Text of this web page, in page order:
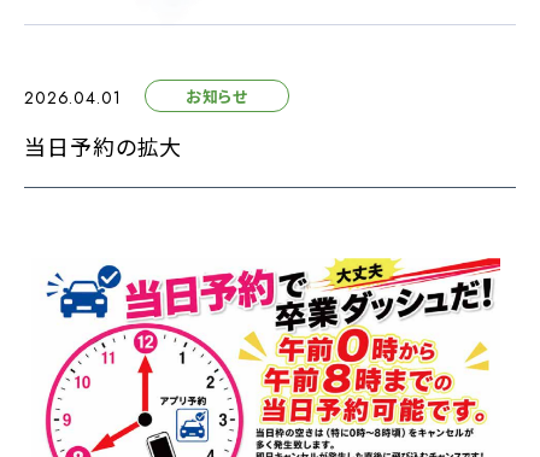
中型自動車
普通自動車 第二種
受験資格特例教習
2026.04.01 お知らせ
当日予約の拡大